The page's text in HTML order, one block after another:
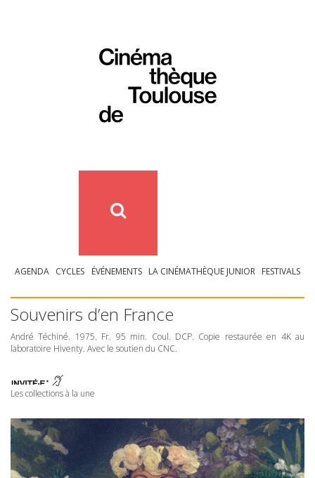
AGENDA CYCLES ÉVÉNEMENTS LA CINÉMATHÈQUE JUNIOR FESTIVALS
Souvenirs d’en France
André Téchiné. 1975. Fr. 95 min. Coul. DCP. Copie restaurée en 4K au
laboratoire Hiventy. Avec le soutien du CNC.
Les collections à la une